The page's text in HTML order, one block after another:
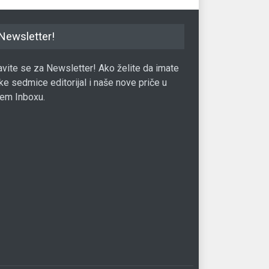
se za Newsletter! Ako želite da imate
sedmice editorijal i naše nove priče u
Inboxu.